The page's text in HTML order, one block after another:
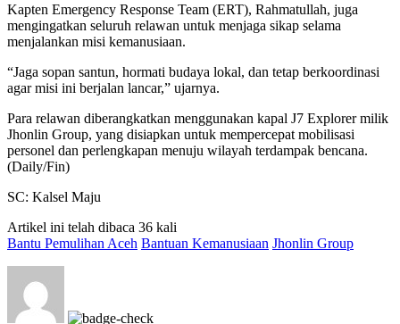
Kapten Emergency Response Team (ERT), Rahmatullah, juga
mengingatkan seluruh relawan untuk menjaga sikap selama
menjalankan misi kemanusiaan.
“Jaga sopan santun, hormati budaya lokal, dan tetap berkoordinasi
agar misi ini berjalan lancar,” ujarnya.
Para relawan diberangkatkan menggunakan kapal J7 Explorer milik
Jhonlin Group, yang disiapkan untuk mempercepat mobilisasi
personel dan perlengkapan menuju wilayah terdampak bencana.
(Daily/Fin)
SC: Kalsel Maju
Artikel ini telah dibaca 36 kali
Bantu Pemulihan Aceh Bantuan Kemanusiaan Jhonlin Group